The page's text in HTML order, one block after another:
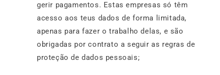
gerir pagamentos. Estas empresas só têm
acesso aos teus dados de forma limitada,
apenas para fazer o trabalho delas, e são
obrigadas por contrato a seguir as regras de
proteção de dados pessoais;